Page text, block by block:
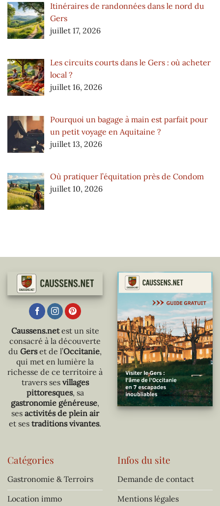
Itinéraires de randonnées dans le nord du
Gers
juillet 17, 2026
Les circuits courts dans le Gers : où acheter
local ?
juillet 16, 2026
Pourquoi un bagage à main est parfait pour
un petit voyage en Aquitaine ?
juillet 13, 2026
Où pratiquer l’équitation près de Condom
juillet 10, 2026
Caussens.netest un site
consacré à la découverte
du Gerset de l’Occitanie,
qui met en lumière la
richesse de ce territoire à
travers ses villages
pittoresques, sa
gastronomie généreuse,
ses activités de plein air
et ses traditions vivantes.
Catégories
Gastronomie & Terroirs
Location immo
Infos du site
Demande de contact
Mentions légales